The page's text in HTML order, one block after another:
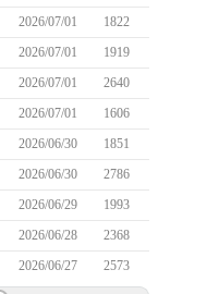
2026/07/01
1822
2026/07/01
1919
2026/07/01
2640
2026/07/01
1606
2026/06/30
1851
2026/06/30
2786
2026/06/29
1993
2026/06/28
2368
2026/06/27 2573